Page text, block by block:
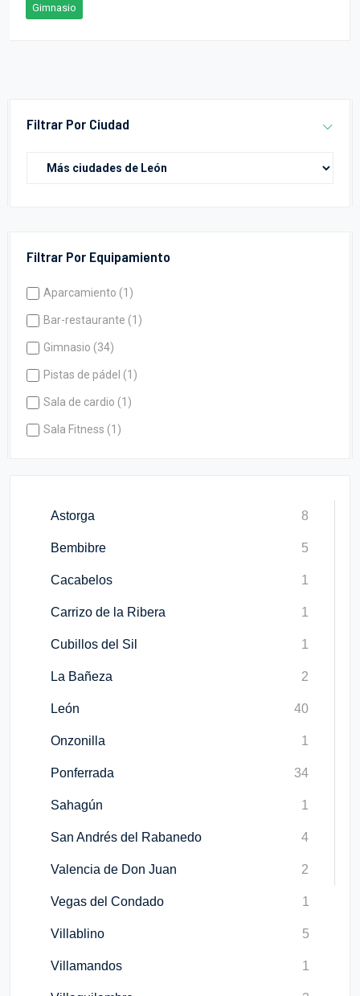
Filtrar Por Ciudad
Filtrar Por Equipamiento
Aparcamiento (1)
Bar-restaurante (1)
Gimnasio (34)
Pistas de pádel (1)
Sala de cardio (1)
Sala Fitness (1)
Gimnasio
Astorga 8
Bembibre 5
Cacabelos 1
Carrizo de la Ribera 1
Cubillos del Sil 1
La Bañeza 2
León 40
Onzonilla 1
Ponferrada 34
Sahagún 1
San Andrés del Rabanedo 4
Valencia de Don Juan 2
Vegas del Condado 1
Villablino 5
Villamandos 1